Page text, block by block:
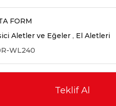
FORM
Aletler ve Eğeler , El Aletleri
WL240
Teklif Al